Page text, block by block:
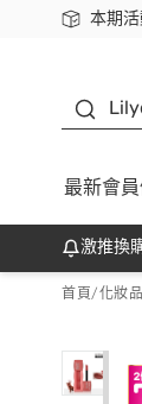
本期
下載
最新會
激推換
首頁/化妝品